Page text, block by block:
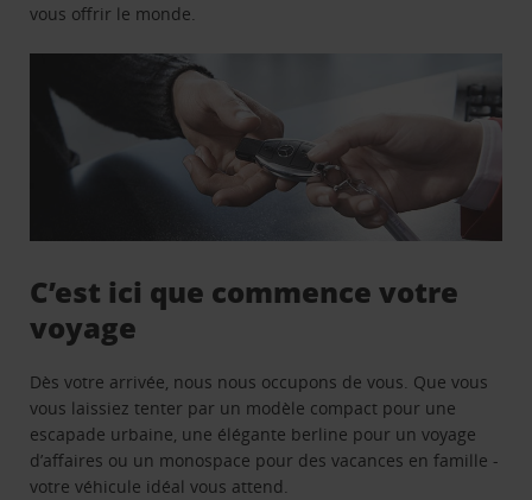
vous offrir le monde.
C’est ici que commence votre
voyage
Dès votre arrivée, nous nous occupons de vous. Que vous
vous laissiez tenter par un modèle compact pour une
escapade urbaine, une élégante berline pour un voyage
d’affaires ou un monospace pour des vacances en famille -
votre véhicule idéal vous attend.